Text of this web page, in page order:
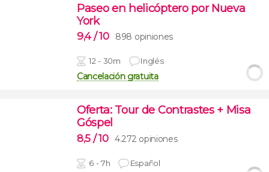
Paseo en helicóptero por Nueva
York
9,4 / 10 898 opiniones
12 - 30m Inglés
Cancelación gratuita
Oferta: Tour de Contrastes + Misa
Góspel
8,5 / 10 4.272 opiniones
6 - 7h Español